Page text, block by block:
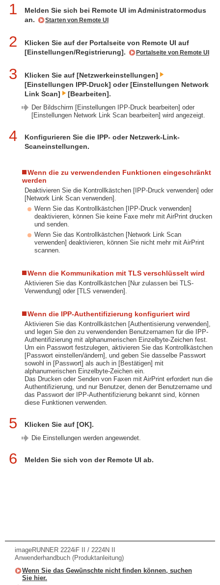
1
Melden Sie sich bei Remote UI im Administratormodus
an.
Starten von Remote UI
2
Klicken Sie auf der Portalseite von Remote UI auf
[Einstellungen/Registrierung].
Portalseite von Remote UI
3
Klicken Sie auf [Netzwerkeinstellungen]
[Einstellungen IPP-Druck] oder [Einstellungen Network
Link Scan]
[Bearbeiten].
Der Bildschirm [Einstellungen IPP-Druck bearbeiten] oder
[Einstellungen Network Link Scan bearbeiten] wird angezeigt.
4
Konfigurieren Sie die IPP- oder Netzwerk-Link-
Scaneinstellungen.
Wenn die zu verwendenden Funktionen eingeschränkt
werden
Deaktivieren Sie die Kontrollkästchen [IPP-Druck verwenden] oder
[Network Link Scan verwenden].
Wenn Sie das Kontrollkästchen [IPP-Druck verwenden]
deaktivieren, können Sie keine Faxe mehr mit AirPrint drucken
und senden.
Wenn Sie das Kontrollkästchen [Network Link Scan
verwenden] deaktivieren, können Sie nicht mehr mit AirPrint
scannen.
Wenn die Kommunikation mit TLS verschlüsselt wird
Aktivieren Sie das Kontrollkästchen [Nur zulassen bei TLS-
Verwendung] oder [TLS verwenden].
Wenn die IPP-Authentifizierung konfiguriert wird
Aktivieren Sie das Kontrollkästchen [Authentisierung verwenden],
und legen Sie den zu verwendenden Benutzernamen für die IPP-
Authentifizierung mit alphanumerischen Einzelbyte-Zeichen fest.
Um ein Passwort festzulegen, aktivieren Sie das Kontrollkästchen
[Passwort einstellen/ändern], und geben Sie dasselbe Passwort
sowohl in [Passwort] als auch in [Bestätigen] mit
alphanumerischen Einzelbyte-Zeichen ein.
Das Drucken oder Senden von Faxen mit AirPrint erfordert nun die
Authentifizierung, und nur Benutzer, denen der Benutzername und
das Passwort der IPP-Authentifizierung bekannt sind, können
diese Funktionen verwenden.
5 Klicken Sie auf [OK].
Die Einstellungen werden angewendet.
6 Melden Sie sich von der Remote UI ab.
imageRUNNER 2224iF II / 2224N II
Anwenderhandbuch (Produktanleitung)
Wenn Sie das Gewünschte nicht finden können, suchen
Sie hier.